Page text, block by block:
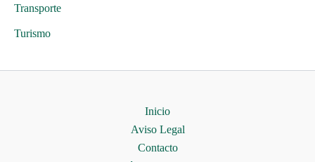
Transporte
Turismo
Inicio
Aviso Legal
Contacto